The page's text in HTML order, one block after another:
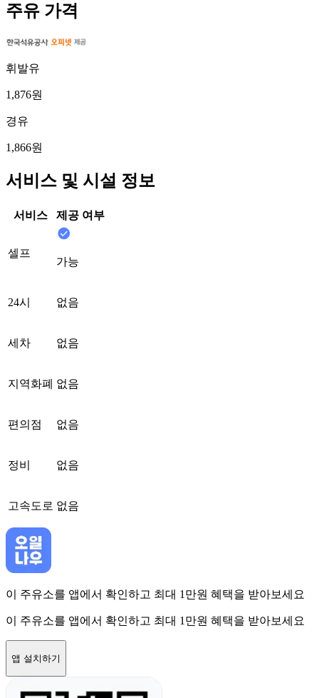
주유 가격
휘발유
1,876원
경유
1,866원
서비스 및 시설 정보
서비스 제공 여부
셀프
가능
24시 없음
세차 없음
지역화폐 없음
편의점 없음
정비 없음
고속도로 없음
이 주유소를 앱에서 확인하고 최대 1만원 혜택을 받아보세요
이 주유소를 앱에서 확인하고 최대 1만원 혜택을 받아보세요
앱 설치하기